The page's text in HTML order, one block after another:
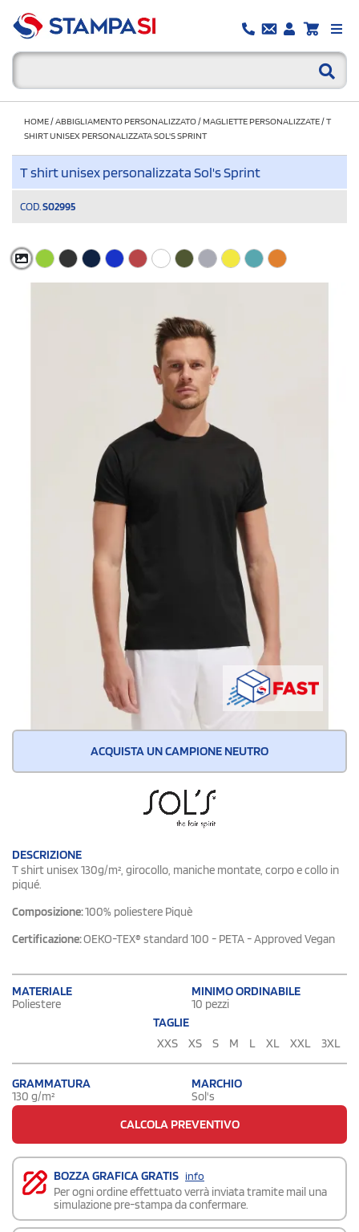
HOME/ABBIGLIAMENTO PERSONALIZZATO/MAGLIETTE PERSONALIZZATE/T
SHIRT UNISEX PERSONALIZZATA SOL'S SPRINT
T shirt unisex personalizzata Sol's Sprint
COD. S02995
ACQUISTA UN CAMPIONE NEUTRO
DESCRIZIONE
T shirt unisex 130g/m², girocollo, maniche montate, corpo e collo in
piqué.
Composizione:100% poliestere Piquè
Certificazione:OEKO-TEX® standard 100 - PETA - Approved Vegan
MATERIALE
Poliestere
MINIMO ORDINABILE
10 pezzi
TAGLIE
XXS
XS S M L XL XXL 3XL
GRAMMATURA
130 g/m²
MARCHIO
Sol's
CALCOLA PREVENTIVO
BOZZA GRAFICA GRATIS info
Per ogni ordine effettuato verrà inviata tramite mail una
simulazione pre-stampa da confermare.